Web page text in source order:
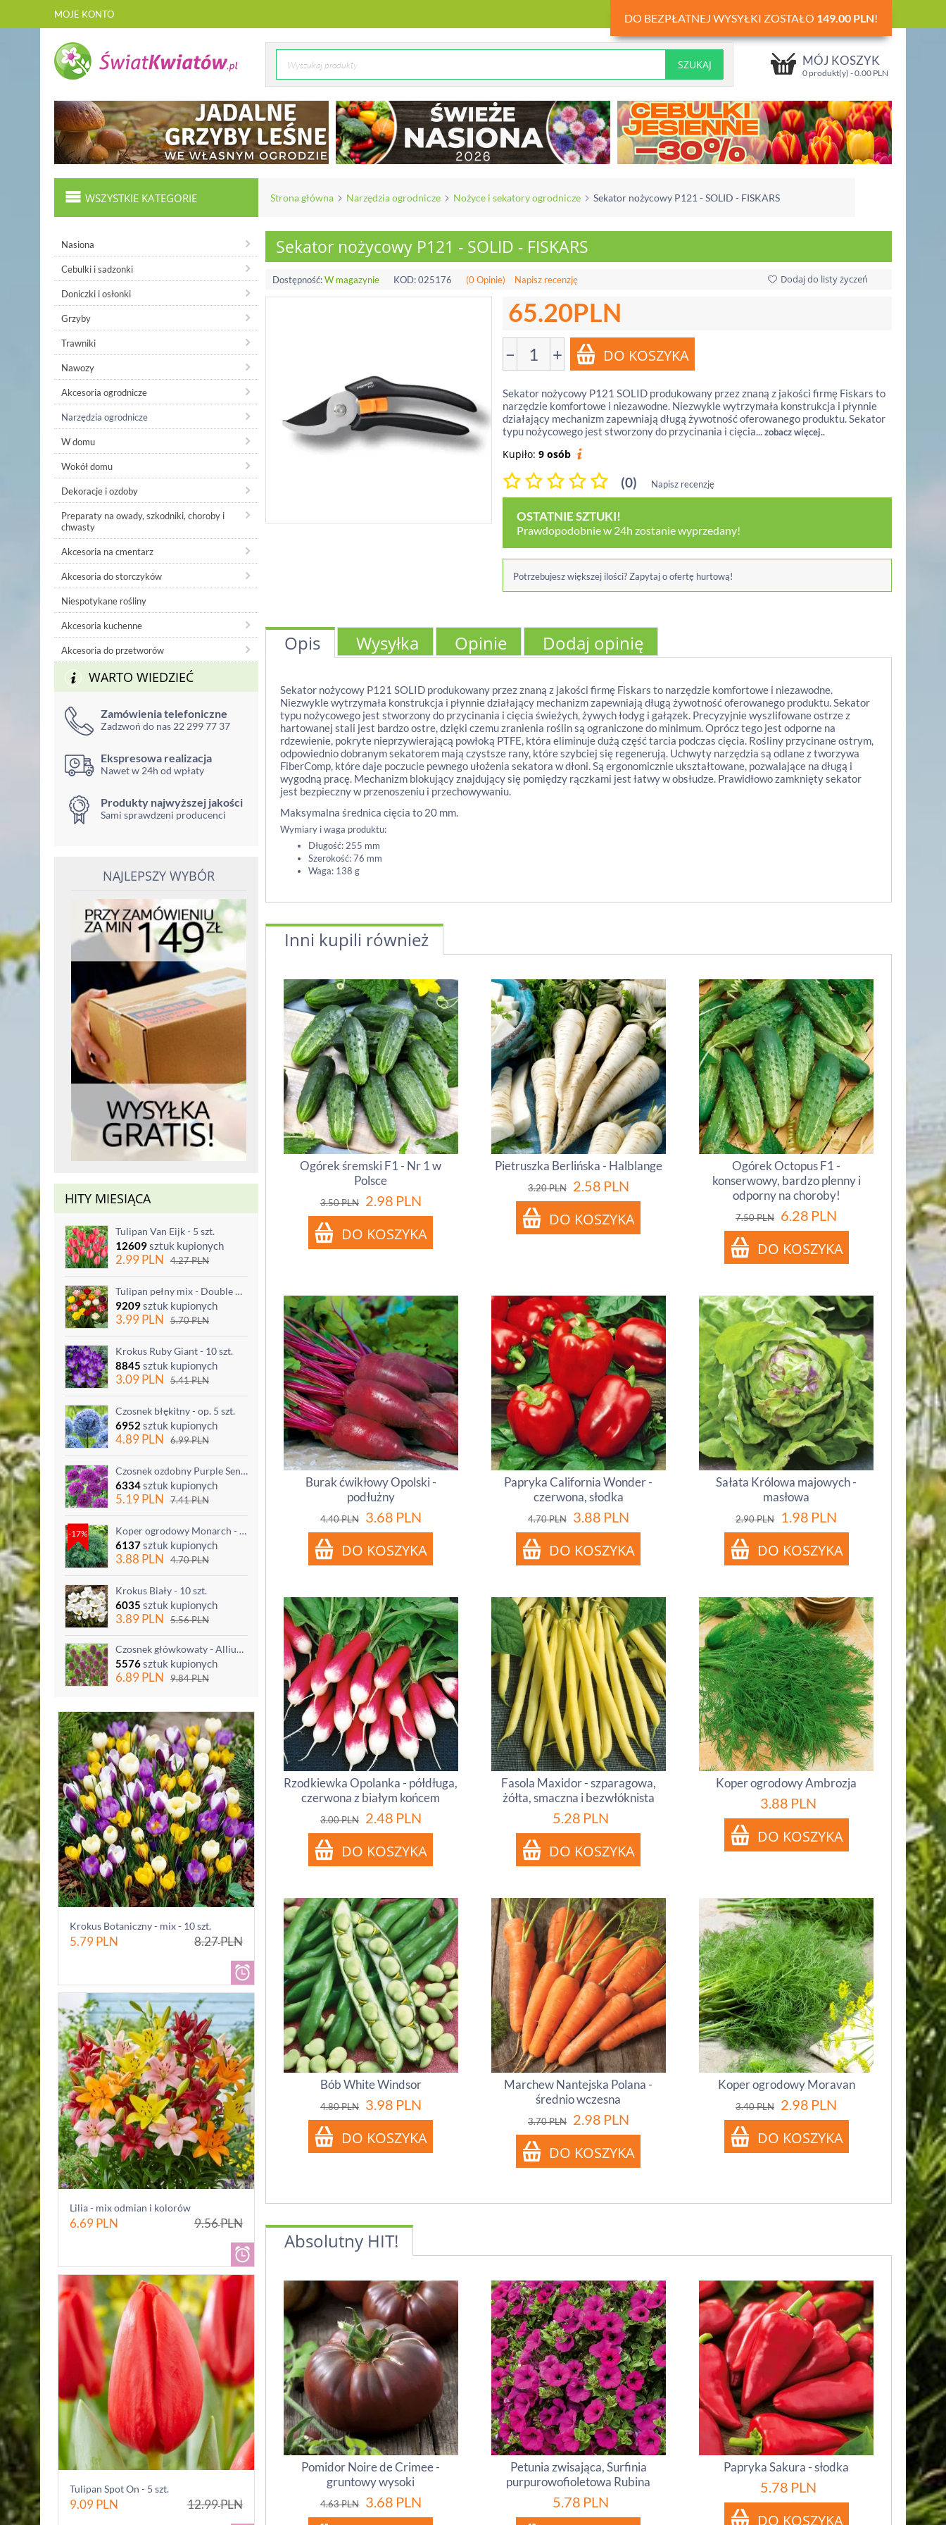
MOJE KONTO DO BEZPŁATNEJ WYSYŁKI ZOSTAŁO 149.00 PLN!
MÓJ KOSZYK
0 produkt(y) -0.00 PLN
WSZYSTKIE KATEGORIE Strona główna Narzędzia ogrodnicze Nożyce i sekatory ogrodnicze Sekator nożycowy P121 - SOLID - FISKARS
Nasiona
Cebulki i sadzonki
Doniczki i osłonki
Grzyby
Trawniki
Nawozy
Akcesoria ogrodnicze
Narzędzia ogrodnicze
W domu
Wokół domu
Dekoracje i ozdoby
Preparaty na owady, szkodniki, choroby i
chwasty
Akcesoria na cmentarz
Akcesoria do storczyków
Niespotykane rośliny
Akcesoria kuchenne
Akcesoria do przetworów
WARTO WIEDZIEĆ
Zamówienia telefoniczne
Zadzwoń do nas 22 299 77 37
Ekspresowa realizacja
Nawet w 24h od wpłaty
Produkty najwyższej jakości
Sami sprawdzeni producenci
NAJLEPSZY WYBÓR
HITY MIESIĄCA
Tulipan Van Eijk - 5 szt.
12609sztuk kupionych
2.99PLN 4.27PLN
Tulipan pełny mix - Double mix - 5 szt.
9209sztuk kupionych
3.99PLN 5.70PLN
Krokus Ruby Giant - 10 szt.
8845 sztuk kupionych
3.09PLN 5.41PLN
Czosnek błękitny - op. 5 szt.
6952 sztuk kupionych
4.89PLN 6.99PLN
Czosnek ozdobny Purple Sensation - op. 3 szt.
6334sztuk kupionych
5.19PLN 7.41PLN
-17% Koper ogrodowy Monarch - po ścięciu odrasta
6137sztuk kupionych
3.88 PLN 4.70PLN
Krokus Biały - 10 szt.
6035 sztuk kupionych
3.89PLN 5.56PLN
Czosnek główkowaty - Allium sphaerocephalon - 20 szt.
5576sztuk kupionych
6.89PLN 9.84PLN
Krokus Botaniczny - mix - 10 szt.
5.79PLN 8.27PLN
Lilia - mix odmian i kolorów
6.69PLN 9.56PLN
Tulipan Spot On - 5 szt.
9.09PLN 12.99PLN
Sekator nożycowy P121 - SOLID - FISKARS
Dostępność:W magazynie KOD:025176 (0 Opinie) Napisz recenzję Dodaj do listy życzeń
65.20PLN
− +
Sekator nożycowy P121 SOLID produkowany przez znaną z jakości firmę Fiskars to
narzędzie komfortowe i niezawodne. Niezwykle wytrzymała konstrukcja i płynnie
działający mechanizm zapewniają długą żywotność oferowanego produktu. Sekator
typu nożycowego jest stworzony do przycinania i cięcia...zobacz więcej..
Kupiło: 9 osób
(0) Napisz recenzję
OSTATNIE SZTUKI!
Prawdopodobnie w 24h zostanie wyprzedany!
Potrzebujesz większej ilości? Zapytaj o ofertę hurtową!
Opis Wysyłka Opinie Dodaj opinię
Sekator nożycowy P121 SOLID produkowany przez znaną z jakości firmę Fiskars to narzędzie komfortowe i niezawodne.
Niezwykle wytrzymała konstrukcja i płynnie działający mechanizm zapewniają długą żywotność oferowanego produktu. Sekator
typu nożycowego jest stworzony do przycinania i cięcia świeżych, żywych łodyg i gałązek. Precyzyjnie wyszlifowane ostrze z
hartowanej stali jest bardzo ostre, dzięki czemu zranienia roślin są ograniczone do minimum. Oprócz tego jest odporne na
rdzewienie, pokryte nieprzywierającą powłoką PTFE, która eliminuje dużą część tarcia podczas cięcia. Rośliny przycinane ostrym,
odpowiednio dobranym sekatorem mają czystsze rany, które szybciej się regenerują. Uchwyty narzędzia są odlane z tworzywa
FiberComp, które daje poczucie pewnego ułożenia sekatora w dłoni. Są ergonomicznie ukształtowane, pozwalające na długą i
wygodną pracę. Mechanizm blokujący znajdujący się pomiędzy rączkami jest łatwy w obsłudze. Prawidłowo zamknięty sekator
jest bezpieczny w przenoszeniu i przechowywaniu.
Maksymalna średnica cięcia to 20 mm.
Wymiary i waga produktu:
Długość: 255 mm
Szerokość: 76 mm
Waga: 138 g
Inni kupili również
Ogórek śremski F1 - Nr 1 w
Polsce
3.50PLN 2.98 PLN
Pietruszka Berlińska - Halblange
3.20PLN 2.58 PLN
Ogórek Octopus F1 -
konserwowy, bardzo plenny i
odporny na choroby!
7.50PLN 6.28 PLN
Burak ćwikłowy Opolski -
podłużny
4.40PLN 3.68 PLN
Papryka California Wonder -
czerwona, słodka
4.70PLN 3.88 PLN
Sałata Królowa majowych -
masłowa
2.90PLN 1.98 PLN
Rzodkiewka Opolanka - półdługa,
czerwona z białym końcem
3.00PLN 2.48 PLN
Fasola Maxidor - szparagowa,
żółta, smaczna i bezwłóknista
5.28 PLN
Koper ogrodowy Ambrozja
3.88 PLN
Bób White Windsor
4.80PLN 3.98 PLN
Marchew Nantejska Polana -
średnio wczesna
3.70PLN 2.98 PLN
Koper ogrodowy Moravan
3.40PLN 2.98 PLN
Absolutny HIT!
Pomidor Noire de Crimee -
gruntowy wysoki
4.63PLN 3.68 PLN
Petunia zwisająca, Surfinia
purpurowofioletowa Rubina
5.78 PLN
Papryka Sakura - słodka
5.78 PLN